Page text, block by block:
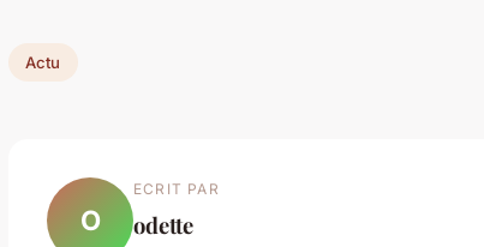
Actu
O
ECRIT PAR
odette